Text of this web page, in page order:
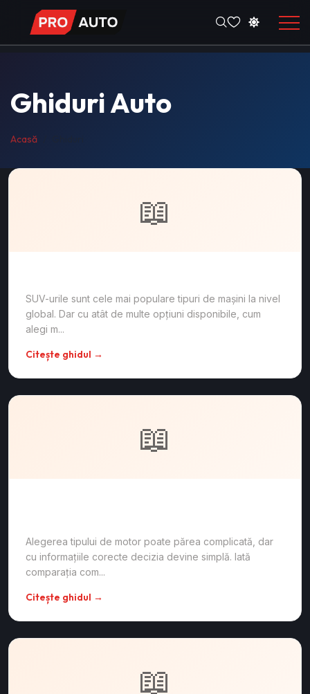
Ghiduri Auto
Acasă
📖
SUV-urile sunt cele mai populare tipuri de mașini la nivel
global. Dar cu atât de multe opțiuni disponibile, cum
alegi m...
Citește ghidul →
📖
Alegerea tipului de motor poate părea complicată, dar
cu informațiile corecte decizia devine simplă. Iată
comparația com...
Citește ghidul →
📖